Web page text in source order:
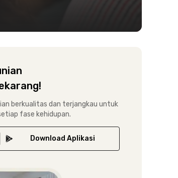
berkualitas dan terjangkau untuk
fase kehidupan.
Download Aplikasi